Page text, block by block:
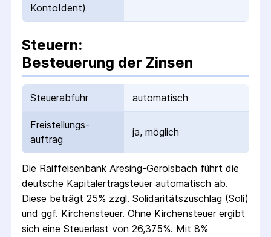
KontoIdent)
Steuern:
Besteuerung der Zinsen
Steuerabfuhr automatisch
Freistellungs­
auftrag
ja, möglich
Die Raiffeisenbank Aresing-Gerolsbach führt die
deutsche Kapital­ertrag­steuer automatisch ab.
Diese beträgt 25% zzgl. Solidaritäts­zuschlag (Soli)
und ggf. Kirchensteuer. Ohne Kirchensteuer ergibt
sich eine Steuerlast von 26,375%. Mit 8%